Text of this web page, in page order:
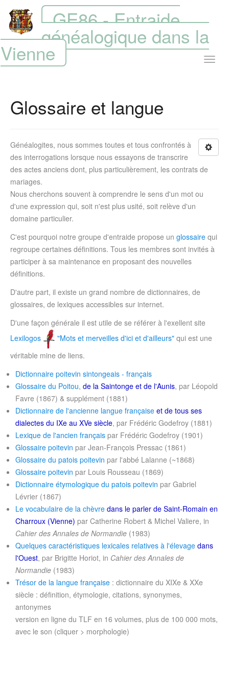
GE86 - Entraide
généalogique dans la
Vienne
Glossaire et langue
Généalogites, nous sommes toutes et tous confrontés à
des interrogations lorsque nous essayons de transcrire
des actes anciens dont, plus particulièrement, les contrats de
mariages.
Nous cherchons souvent à comprendre le sens d'un mot ou
d'une expression qui, soit n'est plus usité, soit relève d'un
domaine particulier.
C'est pourquoi notre groupe d'entraide propose un glossaire qui
regroupe certaines définitions. Tous les membres sont invités à
participer à sa maintenance en proposant des nouvelles
définitions.
D'autre part, il existe un grand nombre de dictionnaires, de
glossaires, de lexiques accessibles sur internet.
D'une façon générale il est utile de se référer à l'exellent site
Lexilogos
"Mots et merveilles d'ici et d'ailleurs" qui est une
véritable mine de liens.
Dictionnaire poitevin sintongeais - français
Glossaire du Poitou, de la Saintonge et de l'Aunis, par Léopold
Favre (1867) & supplément (1881)
Dictionnaire de l'ancienne langue française et de tous ses
dialectes du IXe au XVe siècle, par Frédéric Godefroy (1881)
Lexique de l'ancien français par Frédéric Godefroy (1901)
Glossaire poitevin par Jean-François Pressac (1861)
Glossaire du patois poitevin par l'abbé Lalanne (~1868)
Glossaire poitevin par Louis Rousseau (1869)
Dictionnaire étymologique du patois poitevin par Gabriel
Lévrier (1867)
Le vocabulaire de la chèvre dans le parler de Saint-Romain en
Charroux (Vienne) par Catherine Robert & Michel Valiere, in
Cahier des Annales de Normandie (1983)
Quelques caractéristiques lexicales relatives à l'élevage dans
l'Ouest, par Brigitte Horiot, in Cahier des Annales de
Normandie (1983)
Trésor de la langue française : dictionnaire du XIXe & XXe
siècle : définition, étymologie, citations, synonymes,
antonymes
version en ligne du TLF en 16 volumes, plus de 100 000 mots,
avec le son (cliquer > morphologie)